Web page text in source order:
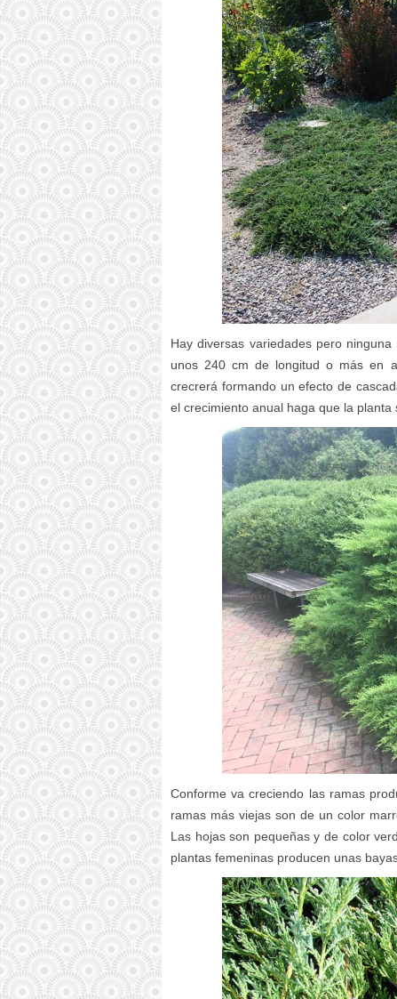
Hay diversas variedades pero
unos 240 cm de longitud o más en
crecrerá formando un efecto de
el crecimiento anual haga que la
Conforme va creciendo las ramas
ramas más viejas son de un color
Las hojas son pequeñas y de color
plantas femeninas producen unas